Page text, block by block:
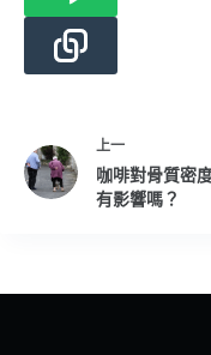
上一
咖啡對骨質密
有影響嗎？